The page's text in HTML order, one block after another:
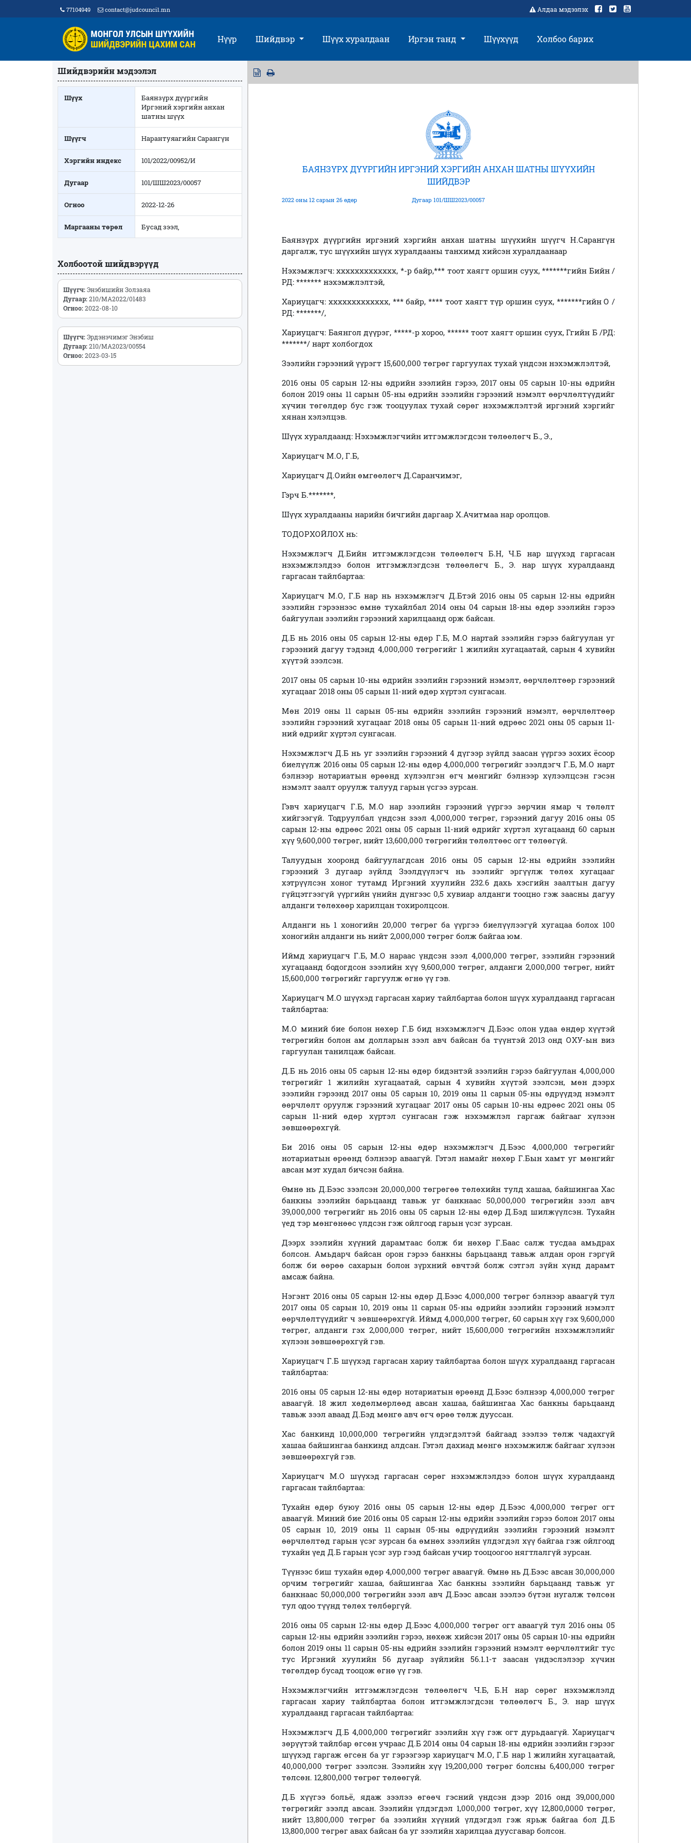
77104949 contact@judcouncil.mn Алдаа мэдээлэх
Нүүр Шийдвэр Шүүх хуралдаан Иргэн танд Шүүхүүд Холбоо барих
Шийдвэрийн мэдээлэл
Шүүх
Баянзүрх дүүргийн
Иргэний хэргийн анхан
шатны шүүх
Шүүгч Нарантуяагийн Сарангүн
Хэргийн индекс 101/2022/00952/И
Дугаар 101/ШШ2023/00057
Огноо 2022-12-26
Маргааны төрөл Бусад зээл,
Холбоотой шийдвэрүүд
Шүүгч:Энэбишийн Золзаяа
Дугаар:210/МА2022/01483
Огноо:2022-08-10
Шүүгч:Эрдэнэчимэг Энэбиш
Дугаар:210/МА2023/00554
Огноо:2023-03-15
БАЯНЗҮРХ ДҮҮРГИЙН ИРГЭНИЙ ХЭРГИЙН АНХАН ШАТНЫ ШҮҮХИЙН
ШИЙДВЭР
2022 оны 12 сарын 26 өдөр Дугаар 101/ШШ2023/00057
Баянзүрх дүүргийн иргэний хэргийн анхан шатны шүүхийн шүүгч Н.Сарангүн
даргалж, тус шүүхийн шүүх хуралдааны танхимд хийсэн хуралдаанаар
Нэхэмжлэгч: ххххххххххххх, *-р байр,*** тоот хаягт оршин суух, *******гийн Бийн /
РД: ******* нэхэмжлэлтэй,
Хариуцагч: ххххххххххххх, *** байр, **** тоот хаягт түр оршин суух, *******гийн О /
РД: *******/,
Хариуцагч: Баянгол дүүрэг, *****-р хороо, ****** тоот хаягт оршин суух, Ггийн Б /РД:
*******/ нарт холбогдох
Зээлийн гэрээний үүрэгт 15,600,000 төгрөг гаргуулах тухай үндсэн нэхэмжлэлтэй,
2016 оны 05 сарын 12-ны өдрийн зээлийн гэрээ, 2017 оны 05 сарын 10-ны өдрийн
болон 2019 оны 11 сарын 05-ны өдрийн зээлийн гэрээний нэмэлт өөрчлөлтүүдийг
хүчин төгөлдөр бус гэж тооцуулах тухай сөрөг нэхэмжлэлтэй иргэний хэргийг
хянан хэлэлцэв.
Шүүх хуралдаанд: Нэхэмжлэгчийн итгэмжлэгдсэн төлөөлөгч Б., Э.,
Хариуцагч М.О, Г.Б,
Хариуцагч Д.Оийн өмгөөлөгч Д.Саранчимэг,
Гэрч Б.*******,
Шүүх хуралдааны нарийн бичгийн даргаар Х.Ачитмаа нар оролцов.
ТОДОРХОЙЛОХ нь:
Нэхэмжлэгч Д.Бийн итгэмжлэгдсэн төлөөлөгч Б.Н, Ч.Б нар шүүхэд гаргасан
нэхэмжлэлдээ болон итгэмжлэгдсэн төлөөлөгч Б., Э. нар шүүх хуралдаанд
гаргасан тайлбартаа:
Хариуцагч М.О, Г.Б нар нь нэхэмжлэгч Д.Бтэй 2016 оны 05 сарын 12-ны өдрийн
зээлийн гэрээнээс өмнө тухайлбал 2014 оны 04 сарын 18-ны өдөр зээлийн гэрээ
байгуулан зээлийн гэрээний харилцаанд орж байсан.
Д.Б нь 2016 оны 05 сарын 12-ны өдөр Г.Б, М.О нартай зээлийн гэрээ байгуулан уг
гэрээний дагуу тэдэнд 4,000,000 төгрөгийг 1 жилийн хугацаатай, сарын 4 хувийн
хүүтэй зээлсэн.
2017 оны 05 сарын 10-ны өдрийн зээлийн гэрээний нэмэлт, өөрчлөлтөөр гэрээний
хугацааг 2018 оны 05 сарын 11-ний өдөр хүртэл сунгасан.
Мөн 2019 оны 11 сарын 05-ны өдрийн зээлийн гэрээний нэмэлт, өөрчлөлтөөр
зээлийн гэрээний хугацааг 2018 оны 05 сарын 11-ний өдрөөс 2021 оны 05 сарын 11-
ний өдрийг хүртэл сунгасан.
Нэхэмжлэгч Д.Б нь уг зээлийн гэрээний 4 дүгээр зүйлд заасан үүргээ зохих ёсоор
биелүүлж 2016 оны 05 сарын 12-ны өдөр 4,000,000 төгрөгийг зээлдэгч Г.Б, М.О нарт
бэлнээр нотариатын өрөөнд хүлээлгэн өгч мөнгийг бэлнээр хүлээлцсэн гэсэн
нэмэлт заалт оруулж талууд гарын үсгээ зурсан.
Гэвч хариуцагч Г.Б, М.О нар зээлийн гэрээний үүргээ зөрчин ямар ч төлөлт
хийгээгүй. Тодруулбал үндсэн зээл 4,000,000 төгрөг, гэрээний дагуу 2016 оны 05
сарын 12-ны өдрөөс 2021 оны 05 сарын 11-ний өдрийг хүртэл хугацаанд 60 сарын
хүү 9,600,000 төгрөг, нийт 13,600,000 төгрөгийн төлөлтөөс огт төлөөгүй.
Талуудын хооронд байгуулагдсан 2016 оны 05 сарын 12-ны өдрийн зээлийн
гэрээний 3 дугаар зүйлд Зээлдүүлэгч нь зээлийг эргүүлж төлөх хугацааг
хэтрүүлсэн хоног тутамд Иргэний хуулийн 232.6 дахь хэсгийн заалтын дагуу
гүйцэтгээгүй үүргийн үнийн дүнгээс 0,5 хувиар алданги тооцно гэж заасны дагуу
алданги төлөхөөр харилцан тохиролцсон.
Алданги нь 1 хоногийн 20,000 төгрөг ба үүргээ биелүүлээгүй хугацаа болох 100
хоногийн алданги нь нийт 2,000,000 төгрөг болж байгаа юм.
Иймд хариуцагч Г.Б, М.О нараас үндсэн зээл 4,000,000 төгрөг, зээлийн гэрээний
хугацаанд бодогдсон зээлийн хүү 9,600,000 төгрөг, алданги 2,000,000 төгрөг, нийт
15,600,000 төгрөгийг гаргуулж өгнө үү гэв.
Хариуцагч М.О шүүхэд гаргасан хариу тайлбартаа болон шүүх хуралдаанд гаргасан
тайлбартаа:
М.О миний бие болон нөхөр Г.Б бид нэхэмжлэгч Д.Бээс олон удаа өндөр хүүтэй
төгрөгийн болон ам долларын зээл авч байсан ба түүнтэй 2013 онд ОХУ-ын виз
гаргуулан танилцаж байсан.
Д.Б нь 2016 оны 05 сарын 12-ны өдөр бидэнтэй зээлийн гэрээ байгуулан 4,000,000
төгрөгийг 1 жилийн хугацаатай, сарын 4 хувийн хүүтэй зээлсэн, мөн дээрх
зээлийн гэрээнд 2017 оны 05 сарын 10, 2019 оны 11 сарын 05-ны өдрүүдэд нэмэлт
өөрчлөлт оруулж гэрээний хугацааг 2017 оны 05 сарын 10-ны өдрөөс 2021 оны 05
сарын 11-ний өдөр хүртэл сунгасан гэж нэхэмжлэл гаргаж байгааг хүлээн
зөвшөөрөхгүй.
Би 2016 оны 05 сарын 12-ны өдөр нэхэмжлэгч Д.Бээс 4,000,000 төгрөгийг
нотариатын өрөөнд бэлнээр аваагүй. Гэтэл намайг нөхөр Г.Бын хамт уг мөнгийг
авсан мэт худал бичсэн байна.
Өмнө нь Д.Бээс зээлсэн 20,000,000 төгрөгөө төлөхийн тулд хашаа, байшингаа Хас
банкны зээлийн барьцаанд тавьж уг банкнаас 50,000,000 төгрөгийн зээл авч
39,000,000 төгрөгийг нь 2016 оны 05 сарын 12-ны өдөр Д.Бэд шилжүүлсэн. Тухайн
үед тэр мөнгөнөөс үлдсэн гэж ойлгоод гарын үсэг зурсан.
Дээрх зээлийн хүүний дарамтаас болж би нөхөр Г.Баас салж тусдаа амьдрах
болсон. Амьдарч байсан орон гэрээ банкны барьцаанд тавьж алдан орон гэргүй
болж би өөрөө сахарын болон зүрхний өвчтэй болж сэтгэл зүйн хүнд дарамт
амсаж байна.
Нэгэнт 2016 оны 05 сарын 12-ны өдөр Д.Бээс 4,000,000 төгрөг бэлнээр аваагүй тул
2017 оны 05 сарын 10, 2019 оны 11 сарын 05-ны өдрийн зээлийн гэрээний нэмэлт
өөрчлөлтүүдийг ч зөвшөөрөхгүй. Иймд 4,000,000 төгрөг, 60 сарын хүү гэх 9,600,000
төгрөг, алданги гэх 2,000,000 төгрөг, нийт 15,600,000 төгрөгийн нэхэмжлэлийг
хүлээн зөвшөөрөхгүй гэв.
Хариуцагч Г.Б шүүхэд гаргасан хариу тайлбартаа болон шүүх хуралдаанд гаргасан
тайлбартаа:
2016 оны 05 сарын 12-ны өдөр нотариатын өрөөнд Д.Бээс бэлнээр 4,000,000 төгрөг
аваагүй. 18 жил хөдөлмөрлөөд авсан хашаа, байшингаа Хас банкны барьцаанд
тавьж зээл аваад Д.Бэд мөнгө авч өгч өрөө төлж дууссан.
Хас банкинд 10,000,000 төгрөгийн үлдэгдэлтэй байгаад зээлээ төлж чадахгүй
хашаа байшингаа банкинд алдсан. Гэтэл дахиад мөнгө нэхэмжилж байгааг хүлээн
зөвшөөрөхгүй гэв.
Хариуцагч М.О шүүхэд гаргасан сөрөг нэхэмжлэлдээ болон шүүх хуралдаанд
гаргасан тайлбартаа:
Тухайн өдөр буюу 2016 оны 05 сарын 12-ны өдөр Д.Бээс 4,000,000 төгрөг огт
аваагүй. Миний бие 2016 оны 05 сарын 12-ны өдрийн зээлийн гэрээ болон 2017 оны
05 сарын 10, 2019 оны 11 сарын 05-ны өдрүүдийн зээлийн гэрээний нэмэлт
өөрчлөлтөд гарын үсэг зурсан ба өмнөх зээлийн үлдэгдэл хүү байгаа гэж ойлгоод
тухайн үед Д.Б гарын үсэг зур гээд байсан учир тооцоогоо нягтлалгүй зурсан.
Түүнээс биш тухайн өдөр 4,000,000 төгрөг аваагүй. Өмнө нь Д.Бээс авсан 30,000,000
орчим төгрөгийг хашаа, байшингаа Хас банкны зээлийн барьцаанд тавьж уг
банкнаас 50,000,000 төгрөгийн зээл авч Д.Бээс авсан зээлээ бүтэн нугалж төлсөн
тул одоо түүнд төлөх төлбөргүй.
2016 оны 05 сарын 12-ны өдөр Д.Бээс 4,000,000 төгрөг огт аваагүй тул 2016 оны 05
сарын 12-ны өдрийн зээлийн гэрээ, нөхөж хийсэн 2017 оны 05 сарын 10-ны өдрийн
болон 2019 оны 11 сарын 05-ны өдрийн зээлийн гэрээний нэмэлт өөрчлөлтийг тус
тус Иргэний хуулийн 56 дугаар зүйлийн 56.1.1-т заасан үндэслэлээр хүчин
төгөлдөр бусад тооцож өгнө үү гэв.
Нэхэмжлэгчийн итгэмжлэгдсэн төлөөлөгч Ч.Б, Б.Н нар сөрөг нэхэмжлэлд
гаргасан хариу тайлбартаа болон итгэмжлэгдсэн төлөөлөгч Б., Э. нар шүүх
хуралдаанд гаргасан тайлбартаа:
Нэхэмжлэгч Д.Б 4,000,000 төгрөгийг зээлийн хүү гэж огт дурьдаагүй. Хариуцагч
зөрүүтэй тайлбар өгсөн учраас Д.Б 2014 оны 04 сарын 18-ны өдрийн зээлийн гэрээг
шүүхэд гаргаж өгсөн ба уг гэрээгээр хариуцагч М.О, Г.Б нар 1 жилийн хугацаатай,
40,000,000 төгрөг зээлсэн. Зээлийн хүү 19,200,000 төгрөг болсны 6,400,000 төгрөг
төлсөн. 12,800,000 төгрөг төлөөгүй.
Д.Б хүүгээ больё, ядаж зээлээ өгөөч гэсний үндсэн дээр 2016 онд 39,000,000
төгрөгийг зээлд авсан. Зээлийн үлдэгдэл 1,000,000 төгрөг, хүү 12,800,0000 төгрөг,
нийт 13,800,000 төгрөг ба зээлийн хүүний үлдэгдэл гэж ярьж байгаа бол Д.Б
13,800,000 төгрөг авах байсан ба уг зээлийн харилцаа дуусгавар болсон.